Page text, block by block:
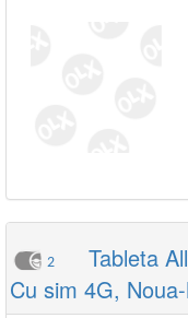
2
Tableta
Cu sim 4G,